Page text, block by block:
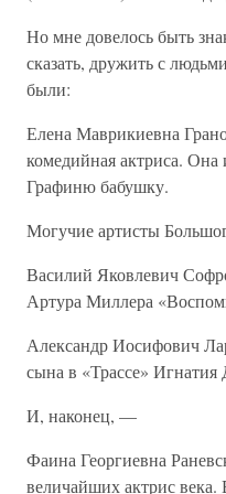
Но мне довелось быть
сказать, дружить с
были:
Елена Маврикиевна
комедийная актриса. Она
Графиню бабушку.
Могучие артисты
Василий Яковлевич
Артура Миллера
Александр Иосифович
сына в «Трассе» Игнатия
И, наконец, —
Фаина Георгиевна
величайших актрис